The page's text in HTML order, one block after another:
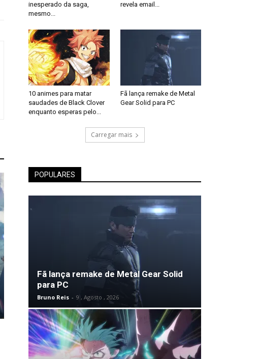
inesperado da saga,
mesmo...
revela email...
10 animes para matar
saudades de Black Clover
enquanto esperas pelo...
Fã lança remake de Metal
Gear Solid para PC
Carregar mais
POPULARES
Fã lança remake de Metal Gear Solid
para PC
Bruno Reis - 9 , Agosto , 2026